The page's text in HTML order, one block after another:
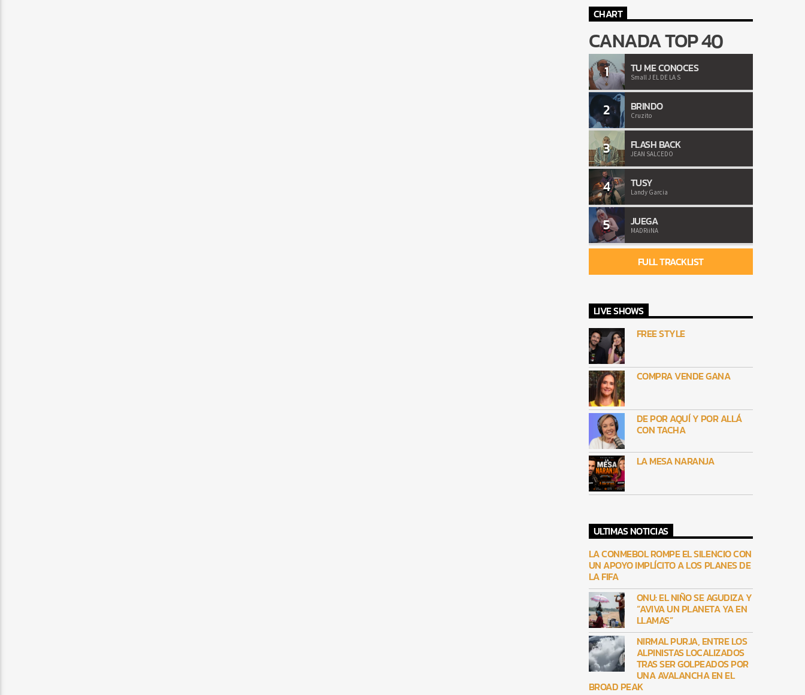
CHART
CANADA TOP 40
1 TU ME CONOCES
Small J EL DE LA S
2 BRINDO
Cruzito
3 FLASH BACK
JEAN SALCEDO
4 TUSY
Landy Garcia
5 JUEGA
MADRiiNA
FULL TRACKLIST
LIVE SHOWS
FREE STYLE
COMPRA VENDE GANA
DE POR AQUÍ Y POR ALLÁ
CON TACHA
LA MESA NARANJA
ULTIMAS NOTICIAS
LA CONMEBOL ROMPE EL SILENCIO CON
UN APOYO IMPLÍCITO A LOS PLANES DE
LA FIFA
ONU: EL NIÑO SE AGUDIZA Y
“AVIVA UN PLANETA YA EN
LLAMAS”
NIRMAL PURJA, ENTRE LOS
ALPINISTAS LOCALIZADOS
TRAS SER GOLPEADOS POR
UNA AVALANCHA EN EL
BROAD PEAK